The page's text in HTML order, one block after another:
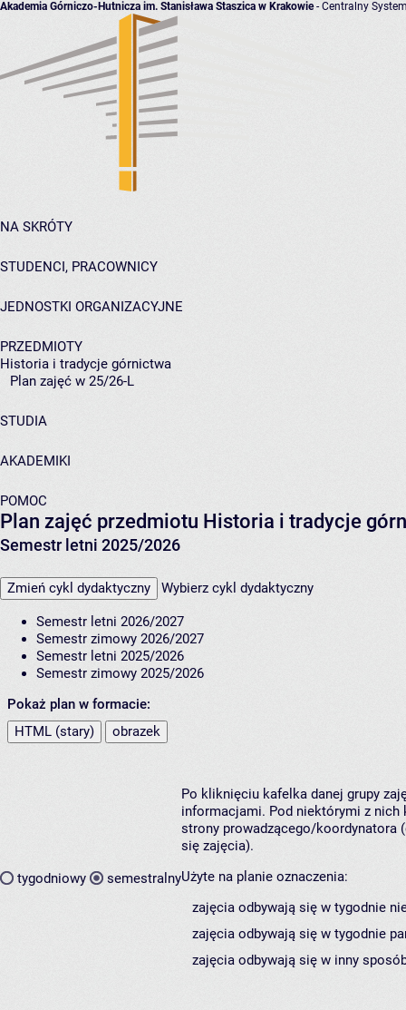
Akademia Górniczo-Hutnicza im. Stanisława Staszica w Krakowie- Centralny
NA SKRÓTY
STUDENCI, PRACOWNICY
JEDNOSTKI ORGANIZACYJNE
PRZEDMIOTY
Historia i tradycje górnictwa
Plan zajęć w 25/26-L
STUDIA
AKADEMIKI
POMOC
Plan zajęć przedmiotu Historia i tradycje
Semestr letni 2025/2026
Zmień cykl dydaktyczny Wybierz cykl dydaktyczny
Semestr letni 2026/2027
Semestr zimowy 2026/2027
Semestr letni 2025/2026
Semestr zimowy 2025/2026
Pokaż plan w formacie:
HTML (stary)
obrazek
tygodniowy semestralny
Po kliknięciu kafelka danej grupy
informacjami. Pod niektórymi z nich
strony prowadzącego/koordynatora
się zajęcia).
Użyte na planie oznaczenia:
zajęcia odbywają się w tygodnie
zajęcia odbywają się w tygodnie
zajęcia odbywają się w inny